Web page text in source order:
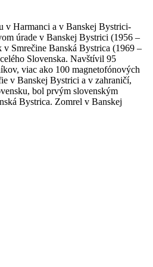
v Harmanci a v Banskej Bystrici-
úrade v Banskej Bystrici (1956 –
Smrečine Banská Bystrica (1969 –
Slovenska. Navštívil 95
viac ako 100 magnetofónových
v Banskej Bystrici a v zahraničí,
bol prvým slovenským
Bystrica. Zomrel v Banskej